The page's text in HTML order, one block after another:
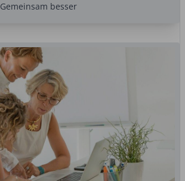
Gemeinsam besser